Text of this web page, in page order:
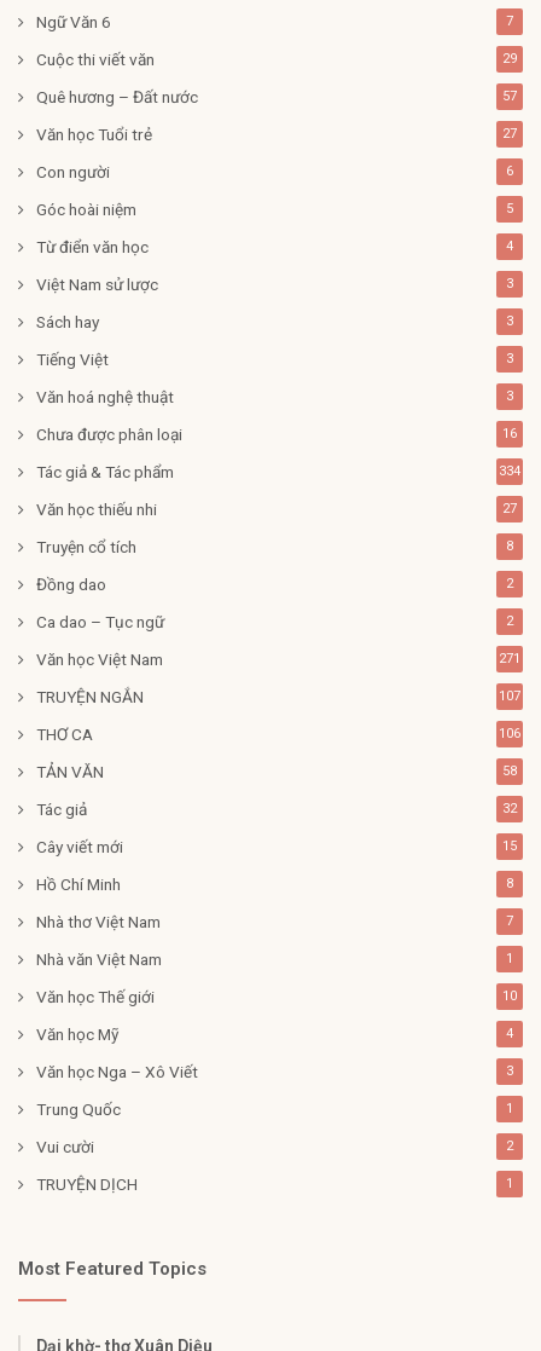
Ngữ Văn 6 7
Cuộc thi viết văn 29
Quê hương – Đất nước 57
Văn học Tuổi trẻ 27
Con người 6
Góc hoài niệm 5
Từ điển văn học 4
Việt Nam sử lược 3
Sách hay 3
Tiếng Việt 3
Văn hoá nghệ thuật 3
Chưa được phân loại 16
Tác giả & Tác phẩm 334
Văn học thiếu nhi 27
Truyện cổ tích 8
Đồng dao 2
Ca dao – Tục ngữ 2
Văn học Việt Nam 271
TRUYỆN NGẮN 107
THƠ CA 106
TẢN VĂN 58
Tác giả 32
Cây viết mới 15
Hồ Chí Minh 8
Nhà thơ Việt Nam 7
Nhà văn Việt Nam 1
Văn học Thế giới 10
Văn học Mỹ 4
Văn học Nga – Xô Viết 3
Trung Quốc 1
Vui cười 2
TRUYỆN DỊCH 1
Most Featured Topics
Dại khờ- thơ Xuân Diệu